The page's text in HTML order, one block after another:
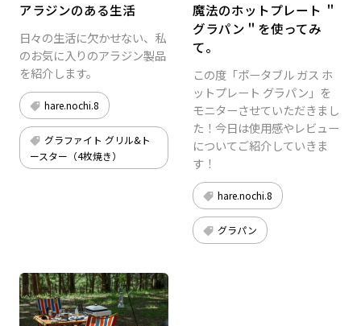
アラジンのある生活
日々の生活に欠かせない、私
のお気に入りのアラジン製品
を紹介します。
hare.nochi.8
グラファイト グリル&ト
ースター（4枚焼き）
魔法のホットプレート ＂
グラパン＂を使ってみ
て。
この度「ポータブル ガス ホ
ットプレート グラパン」を
モニターさせていただきまし
た！今日は使用感やレビュー
についてご紹介していきま
す！
hare.nochi.8
グラパン